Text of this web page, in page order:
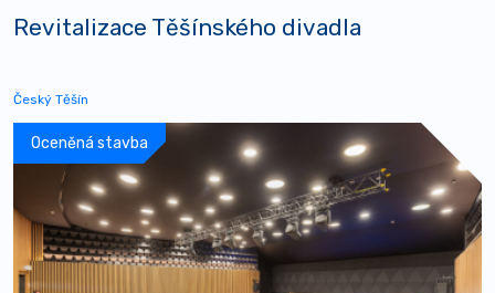
Revitalizace Těšínského divadla
Český Těšín
Oceněná stavba